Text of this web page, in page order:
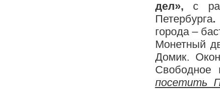
дел», с
Петербурга
города –
Монетный
Домик.
Свободное
посетить